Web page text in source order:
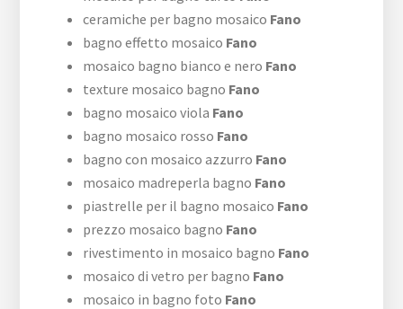
ceramiche per bagno mosaico Fano
bagno effetto mosaico Fano
mosaico bagno bianco e nero Fano
texture mosaico bagno Fano
bagno mosaico viola Fano
bagno mosaico rosso Fano
bagno con mosaico azzurro Fano
mosaico madreperla bagno Fano
piastrelle per il bagno mosaico Fano
prezzo mosaico bagno Fano
rivestimento in mosaico bagno Fano
mosaico di vetro per bagno Fano
mosaico in bagno foto Fano